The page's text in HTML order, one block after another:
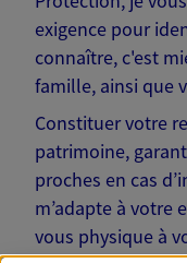
exigence pour
connaître, c'est
famille, ainsi que
Constituer votre
patrimoine,
proches en cas
m’adapte à votre
vous physique à